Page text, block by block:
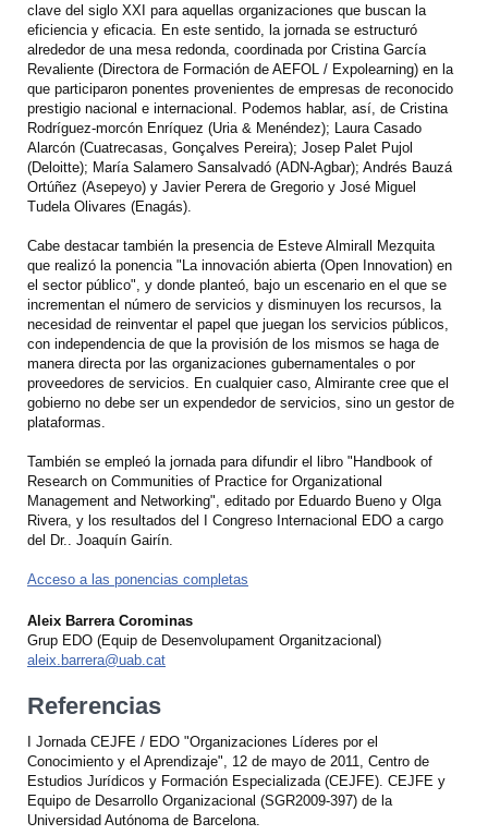
clave del siglo XXI para aquellas organizaciones que buscan la
eficiencia y eficacia. En este sentido, la jornada se estructuró
alrededor de una mesa redonda, coordinada por Cristina García
Revaliente (Directora de Formación de AEFOL / Expolearning) en la
que participaron ponentes provenientes de empresas de reconocido
prestigio nacional e internacional. Podemos hablar, así, de Cristina
Rodríguez-morcón Enríquez (Uria & Menéndez); Laura Casado
Alarcón (Cuatrecasas, Gonçalves Pereira); Josep Palet Pujol
(Deloitte); María Salamero Sansalvadó (ADN-Agbar); Andrés Bauzá
Ortúñez (Asepeyo) y Javier Perera de Gregorio y José Miguel
Tudela Olivares (Enagás).
Cabe destacar también la presencia de Esteve Almirall Mezquita
que realizó la ponencia "La innovación abierta (Open Innovation) en
el sector público", y donde planteó, bajo un escenario en el que se
incrementan el número de servicios y disminuyen los recursos, la
necesidad de reinventar el papel que juegan los servicios públicos,
con independencia de que la provisión de los mismos se haga de
manera directa por las organizaciones gubernamentales o por
proveedores de servicios. En cualquier caso, Almirante cree que el
gobierno no debe ser un expendedor de servicios, sino un gestor de
plataformas.
También se empleó la jornada para difundir el libro "Handbook of
Research on Communities of Practice for Organizational
Management and Networking", editado por Eduardo Bueno y Olga
Rivera, y los resultados del I Congreso Internacional EDO a cargo
del Dr.. Joaquín Gairín.
Acceso a las ponencias completas
Aleix Barrera Corominas
Grup EDO (Equip de Desenvolupament Organitzacional)
aleix.barrera@uab.cat
Referencias
I Jornada CEJFE / EDO "Organizaciones Líderes por el
Conocimiento y el Aprendizaje", 12 de mayo de 2011, Centro de
Estudios Jurídicos y Formación Especializada (CEJFE). CEJFE y
Equipo de Desarrollo Organizacional (SGR2009-397) de la
Universidad Autónoma de Barcelona.